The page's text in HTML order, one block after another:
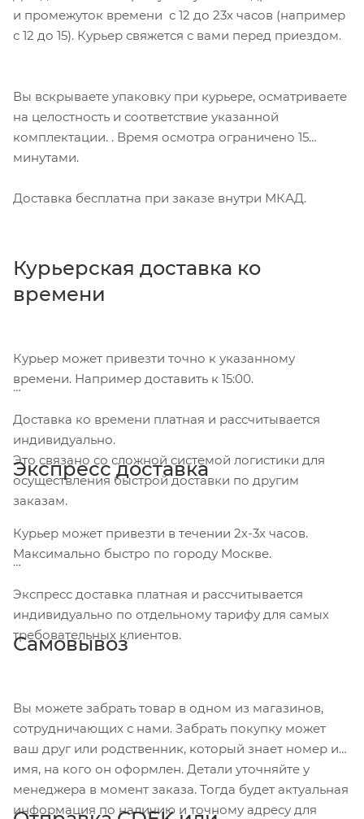
и промежуток времени с 12 до 23х часов (например
с 12 до 15). Курьер свяжется с вами перед приездом.
Вы вскрываете упаковку при курьере, осматриваете
на целостность и соответствие указанной
комплектации. . Время осмотра ограничено 15
минутами.
Доставка бесплатна при заказе внутри МКАД.
Курьерская доставка ко
времени
Курьер может привезти точно к указанному
времени. Например доставить к 15:00.
Доставка ко времени платная и рассчитывается
индивидуально.
Это связано со сложной системой логистики для
осуществления быстрой доставки по другим
заказам.
Экспресс доставка
Курьер может привезти в течении 2х-3х часов.
Максимально быстро по городу Москве.
Экспресс доставка платная и рассчитывается
индивидуально по отдельному тарифу для самых
требовательных клиентов.
Самовывоз
Вы можете забрать товар в одном из магазинов,
сотрудничающих с нами. Забрать покупку может
ваш друг или родственник, который знает номер и
имя, на кого он оформлен. Детали уточняйте у
менеджера в момент заказа. Тогда будет актуальная
информация по наличию и точному адресу для